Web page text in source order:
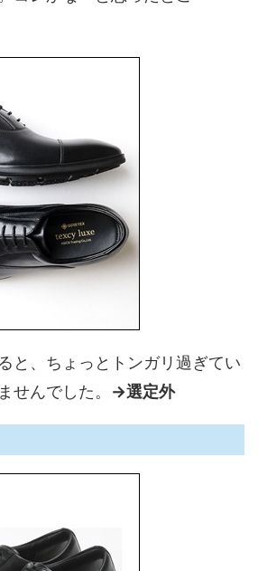
と、ちょっとトンガリ過ぎてい
せんでした。 →選定外